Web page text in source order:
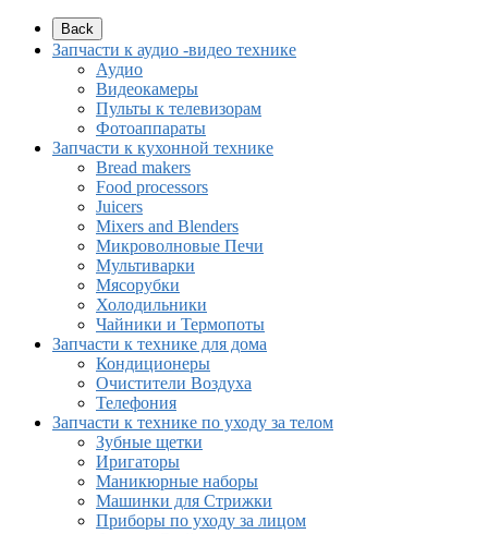
Back
Запчасти к аудио -видео технике
Аудио
Видеокамеры
Пульты к телевизорам
Фотоаппараты
Запчасти к кухонной технике
Bread makers
Food processors
Juicers
Mixers and Blenders
Микроволновые Печи
Мультиварки
Мясорубки
Холодильники
Чайники и Термопоты
Запчасти к технике для дома
Кондиционеры
Очистители Воздуха
Телефония
Запчасти к технике по уходу за телом
Зубные щетки
Иригаторы
Маникюрные наборы
Машинки для Стрижки
Приборы по уходу за лицом